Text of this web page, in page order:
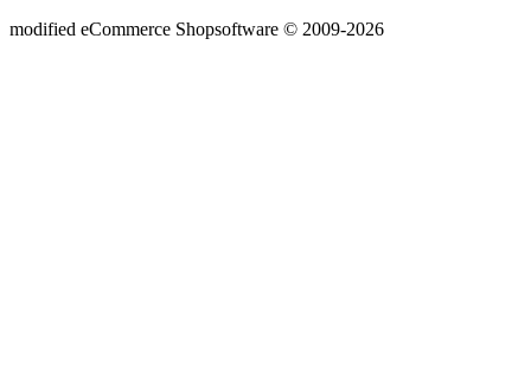
modified eCommerce Shopsoftware © 2009-2026